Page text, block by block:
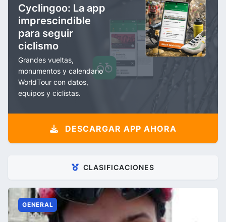
Cyclingoo: La app
imprescindible
para seguir
ciclismo
Grandes vueltas,
monumentos y calendario
WorldTour con datos,
equipos y ciclistas.
DESCARGAR APP AHORA
CLASIFICACIONES
GENERAL